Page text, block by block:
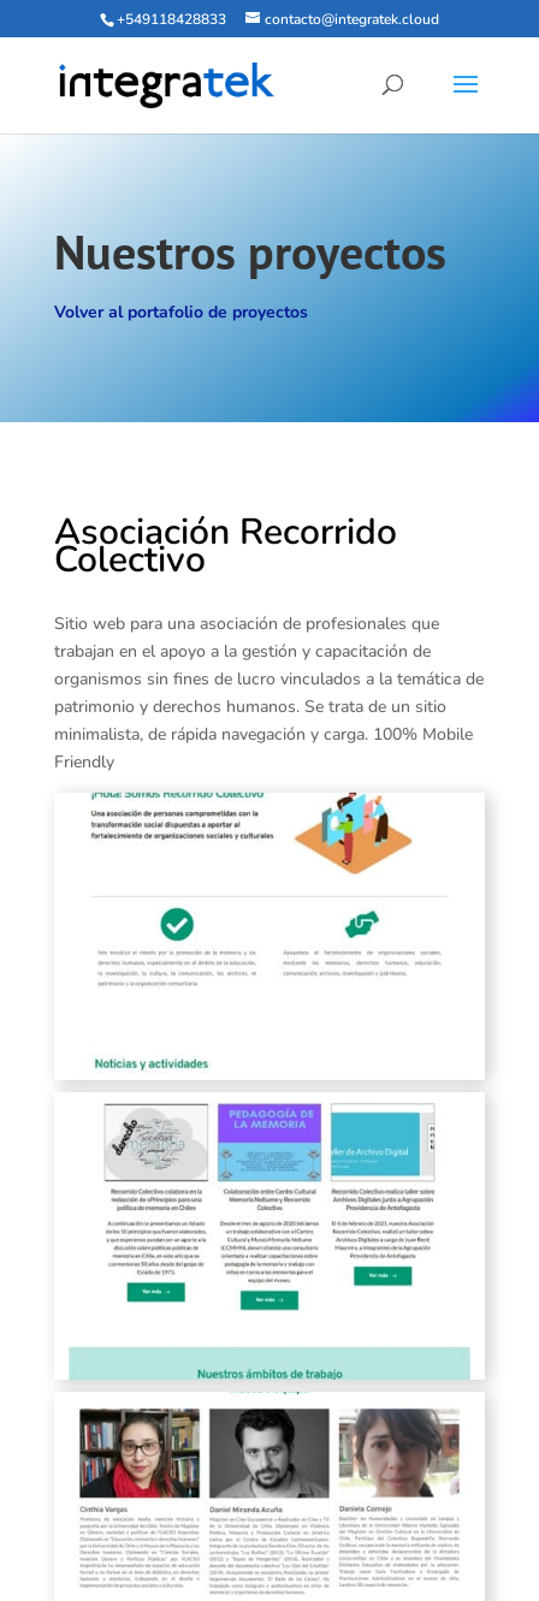
+549118428833 contacto@integratek.cloud
Nuestros proyectos
Volver al portafolio de proyectos
Asociación Recorrido
Colectivo
Sitio web para una asociación de profesionales que
trabajan en el apoyo a la gestión y capacitación de
organismos sin fines de lucro vinculados a la temática de
patrimonio y derechos humanos. Se trata de un sitio
minimalista, de rápida navegación y carga. 100% Mobile
Friendly